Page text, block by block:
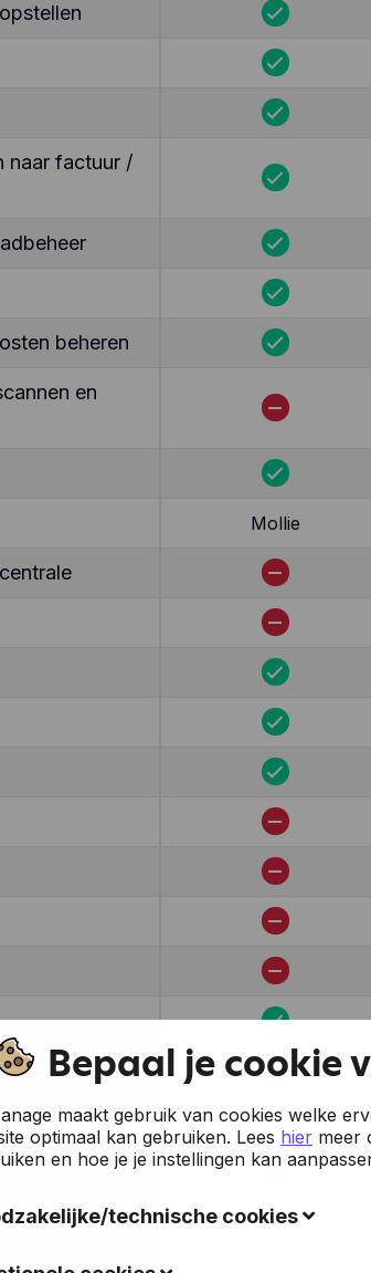
naar factuur /
beheren
en
Mollie
Bepaal je cookie
maakt gebruik van cookies welke
optimaal kan gebruiken. Lees hier meer
en hoe je je instellingen kan
technische cookies
cookies verzamelen gegevens om de